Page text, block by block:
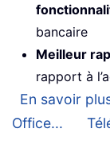
bancaire
Meilleur
rapport à
En savoir
Office...